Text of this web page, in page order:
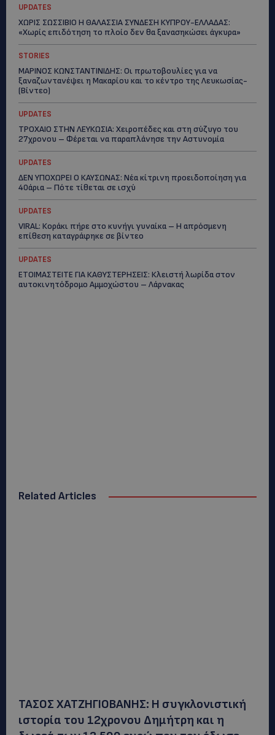
UPDATES
ΧΩΡΙΣ ΣΩΣΣΙΒΙΟ Η ΘΑΛΑΣΣΙΑ ΣΥΝΔΕΣΗ ΚΥΠΡΟΥ-ΕΛΛΑΔΑΣ:
«Χωρίς επιδότηση το πλοίο δεν θα ξανασηκώσει άγκυρα»
STORIES
ΜΑΡΙΝΟΣ ΚΩΝΣΤΑΝΤΙΝΙΔΗΣ: Οι πρωτοβουλίες για να
ξαναζωντανέψει η Μακαρίου και το κέντρο της Λευκωσίας-
(Βίντεο)
UPDATES
ΤΡΟΧΑΙΟ ΣΤΗΝ ΛΕΥΚΩΣΙΑ: Χειροπέδες και στη σύζυγο του
27χρονου – Φέρεται να παραπλάνησε την Αστυνομία
UPDATES
ΔΕΝ ΥΠΟΧΩΡΕΙ Ο ΚΑΥΣΩΝΑΣ: Νέα κίτρινη προειδοποίηση για
40άρια – Πότε τίθεται σε ισχύ
UPDATES
VIRAL: Κοράκι πήρε στο κυνήγι γυναίκα – Η απρόσμενη
επίθεση καταγράφηκε σε βίντεο
UPDATES
ΕΤΟΙΜΑΣΤΕΙΤΕ ΓΙΑ ΚΑΘΥΣΤΕΡΗΣΕΙΣ: Κλειστή λωρίδα στον
αυτοκινητόδρομο Αμμοχώστου – Λάρνακας
Related Articles
ΤΑΣΟΣ ΧΑΤΖΗΓΙΟΒΑΝΗΣ: Η συγκλονιστική
ιστορία του 12χρονου Δημήτρη και η